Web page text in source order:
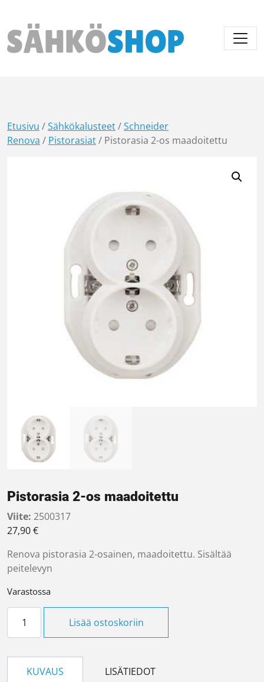
Päävalikko
Etusivu /Sähkökalusteet/Schneider
Renova / Pistorasiat/ Pistorasia 2-os maadoitettu
Pistorasia 2-os maadoitettu
Viite: 2500317
27,90€
Renova pistorasia 2-osainen, maadoitettu. Sisältää
peitelevyn
Varastossa
Lisää ostoskoriin
KUVAUS LISÄTIEDOT